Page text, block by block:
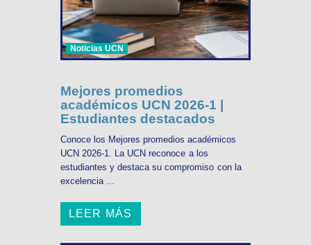
Noticias UCN
Mejores promedios
académicos UCN 2026-1 |
Estudiantes destacados
Conoce los Mejores promedios académicos
UCN 2026-1. La UCN reconoce a los
estudiantes y destaca su compromiso con la
excelencia ...
LEER MÁS